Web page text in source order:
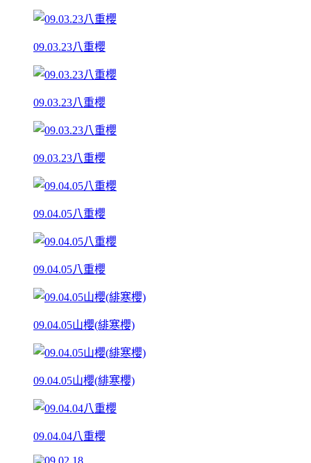
09.03.23八重櫻
09.03.23八重櫻
09.03.23八重櫻
09.04.05八重櫻
09.04.05八重櫻
09.04.05山櫻(緋寒櫻)
09.04.05山櫻(緋寒櫻)
09.04.04八重櫻